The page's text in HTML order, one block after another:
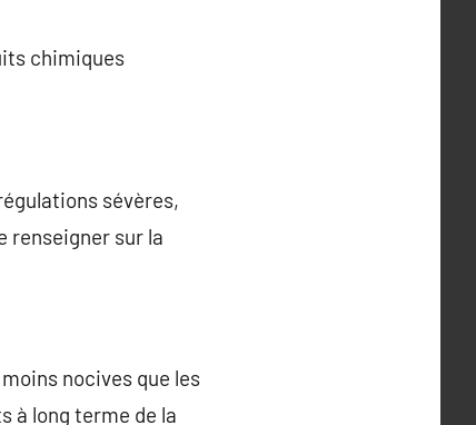
chimiques
sévères,
renseigner sur la
nocives que les
à long terme de la